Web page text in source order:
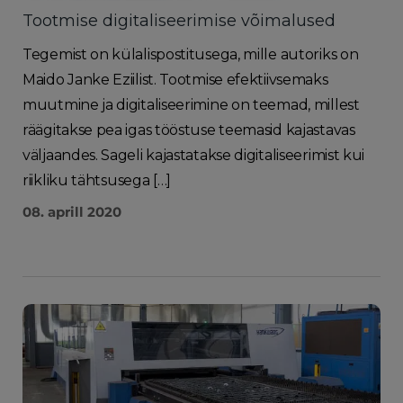
Tootmise digitaliseerimise võimalused
Tegemist on külalispostitusega, mille autoriks on
Maido Janke Eziilist. Tootmise efektiivsemaks
muutmine ja digitaliseerimine on teemad, millest
räägitakse pea igas tööstuse teemasid kajastavas
väljaandes. Sageli kajastatakse digitaliseerimist kui
riikliku tähtsusega […]
08. aprill 2020